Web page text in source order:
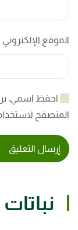
الموقع الإلكتروني
احفظ اسمي،
المتصفح
إرسال التعليق